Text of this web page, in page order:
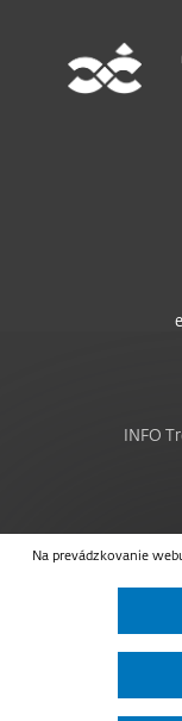
Na prevádzkovanie
INFO